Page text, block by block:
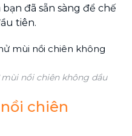
đã sẵn sàng để chế
tiên.
nồi chiên không dầu
chiên